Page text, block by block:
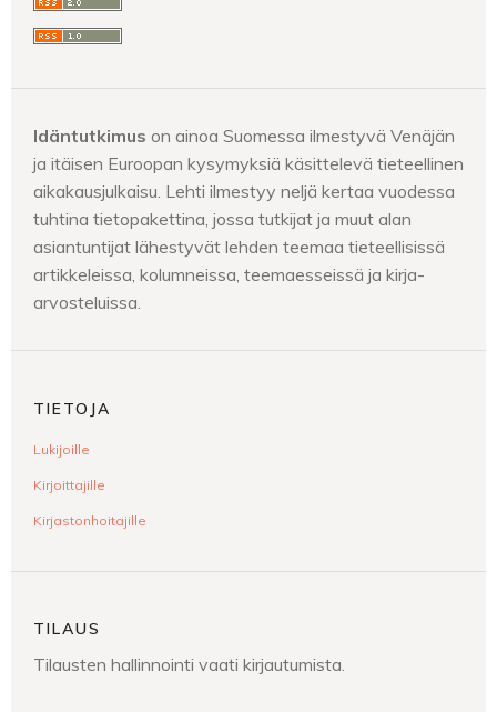
Idäntutkimus on ainoa Suomessa ilmestyvä Venäjän
ja itäisen Euroopan kysymyksiä käsittelevä tieteellinen
aikakausjulkaisu. Lehti ilmestyy neljä kertaa vuodessa
tuhtina tietopakettina, jossa tutkijat ja muut alan
asiantuntijat lähestyvät lehden teemaa tieteellisissä
artikkeleissa, kolumneissa, teemaesseissä ja kirja-
arvosteluissa.
TIETOJA
Lukijoille
Kirjoittajille
Kirjastonhoitajille
TILAUS
Tilausten hallinnointi vaati kirjautumista.